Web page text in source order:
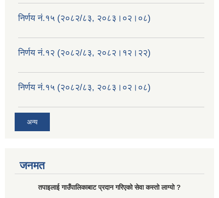
निर्णय नं.१५ (२०८२/८३, २०८३।०२।०८)
निर्णय नं.१२ (२०८२/८३, २०८२।१२।२२)
निर्णय नं.१५ (२०८२/८३, २०८३।०२।०८)
अन्य
जनमत
तपाइलाई गाउँपालिकाबाट प्रदान गरिएको सेवा कस्तो लाग्यो ?